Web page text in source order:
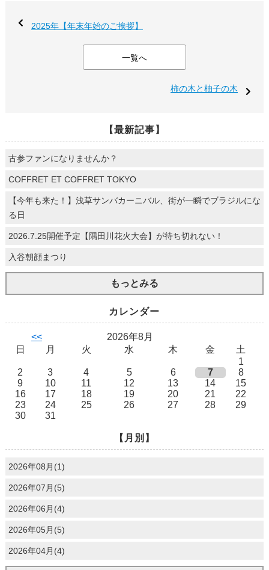
2025年【年末年始のご挨拶】
一覧へ
柿の木と柚子の木
【最新記事】
古参ファンになりませんか？
COFFRET ET COFFRET TOKYO
【今年も来た！】浅草サンバカーニバル、街が一瞬でブラジルにな
る日
2026.7.25開催予定【隅田川花火大会】が待ち切れない！
入谷朝顔まつり
もっとみる
カレンダー
<<
2026年8月
日
月 火 水 木 金
土
1
2
3 4 5 6 7
8
9
10 11 12 13 14
15
16
17 18 19 20 21
22
23
24 25 26 27 28
29
30
31
【月別】
2026年08月(1)
2026年07月(5)
2026年06月(4)
2026年05月(5)
2026年04月(4)